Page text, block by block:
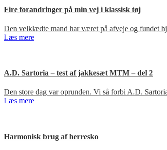
Fire forandringer på min vej i klassisk tøj
Den velklædte mand har været på afveje og fundet
Læs mere
A.D. Sartoria – test af jakkesæt MTM – del 2
Den store dag var oprunden. Vi så forbi A.D.
Læs mere
Harmonisk brug af herresko